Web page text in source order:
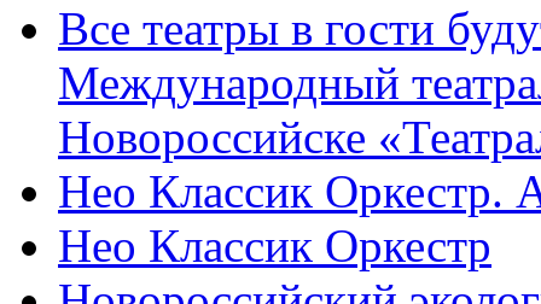
Все театры в гости
Международный
Новороссийске
Нео Классик Оркестр.
Нео Классик Оркестр